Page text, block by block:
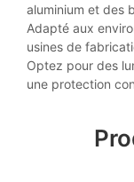
aluminium et des
chocs, assurant
conditions
Adapté aux
usines de
aux variations
Optez pour des
une protection